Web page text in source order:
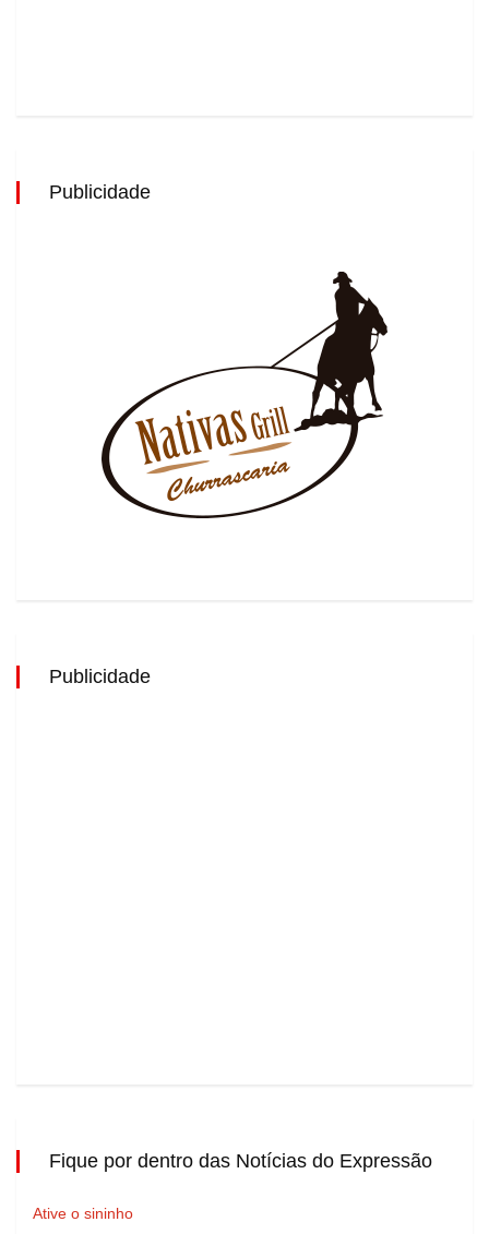
Publicidade
Publicidade
Fique por dentro das Notícias do Expressão
Ative o sininho